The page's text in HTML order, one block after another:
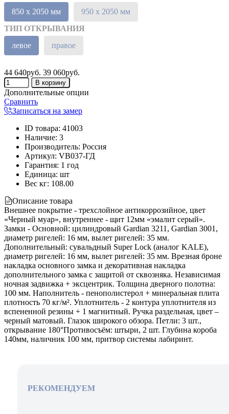
850 х 2050 мм
950 х 2050 мм
ТИП ОТКРЫВАНИЯ
левое
правое
44 640руб. 39 060руб.
Дополнительные опции
Сравнить
Записаться на замер
ID товара: 41003
Наличие: 3
Производитель: Россия
Артикул: VB037-ГД
Гарантия: 1 год
Единица: шт
Вес кг: 108.00
Описание товара
Внешнее покрытие - трехслойное антикоррозийное, цвет
«Черный муар», внутреннее - щит 12мм «эмалит серый».
Замки - Основной: цилиндровый Gardian 3211, Gardian 3001,
диаметр ригелей: 16 мм, вылет ригелей: 35 мм.
Дополнительный: сувальдный Super Lock (аналог KALE),
диаметр ригелей: 16 мм, вылет ригелей: 35 мм. Врезная броне
накладка основного замка и декоративная накладка
дополнительного замка с защитой от сквозняка. Независимая
ночная задвижка + эксцентрик. Толщина дверного полотна:
100 мм. Наполнитель - пенополистерол + минеральная плита
плотность 70 кг/м². Уплотнитель - 2 контура уплотнителя из
вспененной резины + 1 магнитный. Ручка раздельная, цвет –
черный матовый. Глазок широкого обзора. Петли: 3 шт.,
открывание 180°Противосъём: штыри, 2 шт. Глубина короба
140мм, наличник 100 мм, притвор системы лабиринт.
РЕКОМЕНДУЕМ